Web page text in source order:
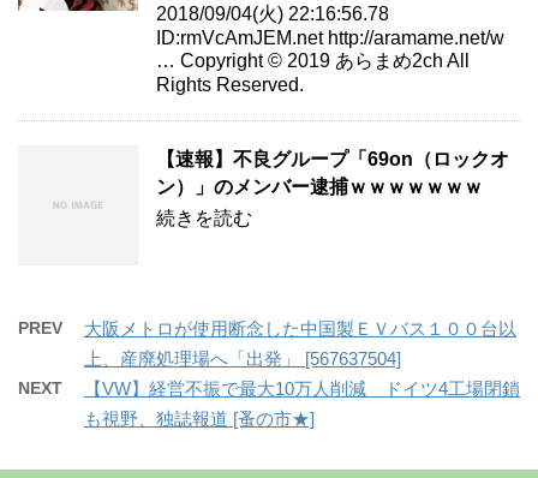
2018/09/04(火) 22:16:56.78
ID:rmVcAmJEM.net http://aramame.net/w
… Copyright © 2019 あらまめ2ch All
Rights Reserved.
【速報】不良グループ「69on（ロックオ
ン）」のメンバー逮捕ｗｗｗｗｗｗｗ
続きを読む
PREV
大阪メトロが使用断念した中国製ＥＶバス１００台以
上、産廃処理場へ「出発」 [567637504]
NEXT
【VW】経営不振で最大10万人削減 ドイツ4工場閉鎖
も視野、独誌報道 [蚤の市★]